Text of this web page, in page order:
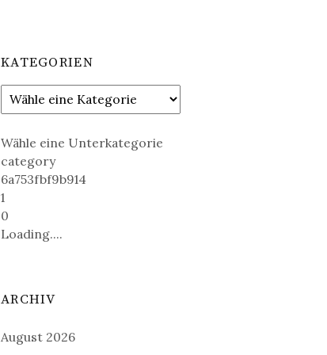
KATEGORIEN
Wähle eine Unterkategorie
category
6a753fbf9b914
1
0
Loading....
ARCHIV
August 2026